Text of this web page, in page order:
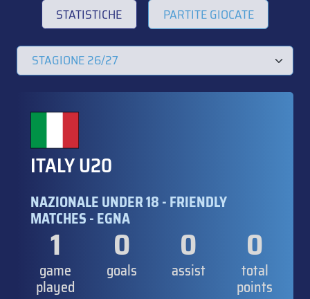
STATISTICHE PARTITE GIOCATE
ITALY U20
NAZIONALE UNDER 18 - FRIENDLY
MATCHES - EGNA
1
game
played
0
goals
0
assist
0
total
points